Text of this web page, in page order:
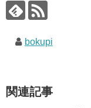
bokupi
関連記事